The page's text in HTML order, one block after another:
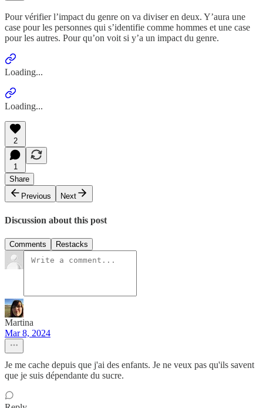
Pour vérifier l’impact du genre on va diviser en deux. Y’aura une
case pour les personnes qui s’identifie comme hommes et une case
pour les autres. Pour qu’on voit si y’a un impact du genre.
Loading...
Loading...
2
1
Share
Previous
Next
Discussion about this post
Comments Restacks
Martina
Mar 8, 2024
Je me cache depuis que j'ai des enfants. Je ne veux pas qu'ils savent
que je suis dépendante du sucre.